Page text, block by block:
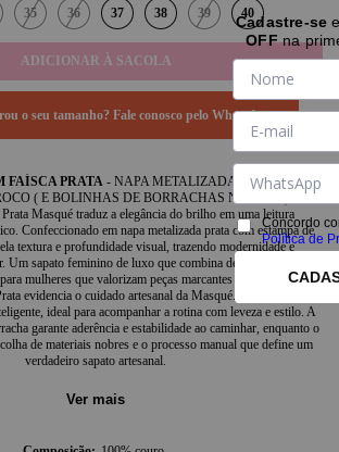
35 36 37 38 39 40
o seu tamanho? Fale conosco pelo WhatsApp.
FAÍSCA PRATA - NAPA METALIZADA PRATA – COM
( E BOLINHAS DE BORRACHAS NA SOLA)
Masqué traduz a elegância do brilho em uma leitura
Confeccionado em napa metalizada prata com estampa de
textura e profundidade visual, trazendo modernidade e
Um sapato feminino de luxo que combina design autoral e
mulheres que valorizam peças marcantes e atemporais.
evidencia o cuidado artesanal da Masqué. Sua construção
ideal para acompanhar a rotina com leveza e estilo. A
garante aderência e estabilidade ao caminhar, enquanto o
de materiais nobres e o processo manual que define um
verdadeiro sapato artesanal.
com naturalidade. Uma criação para a mulher Masqué,
Ver mais
Cadastre-se
OFFna
Concordo
Política de